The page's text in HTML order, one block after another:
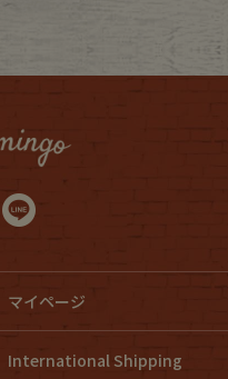
マイページ
International Shipping